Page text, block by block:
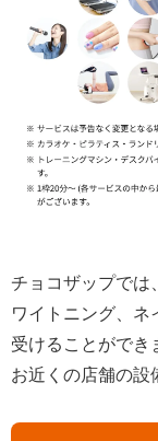
チョコザップでは
ワイトニング、ネ
受けることができ
お近くの店舗の設